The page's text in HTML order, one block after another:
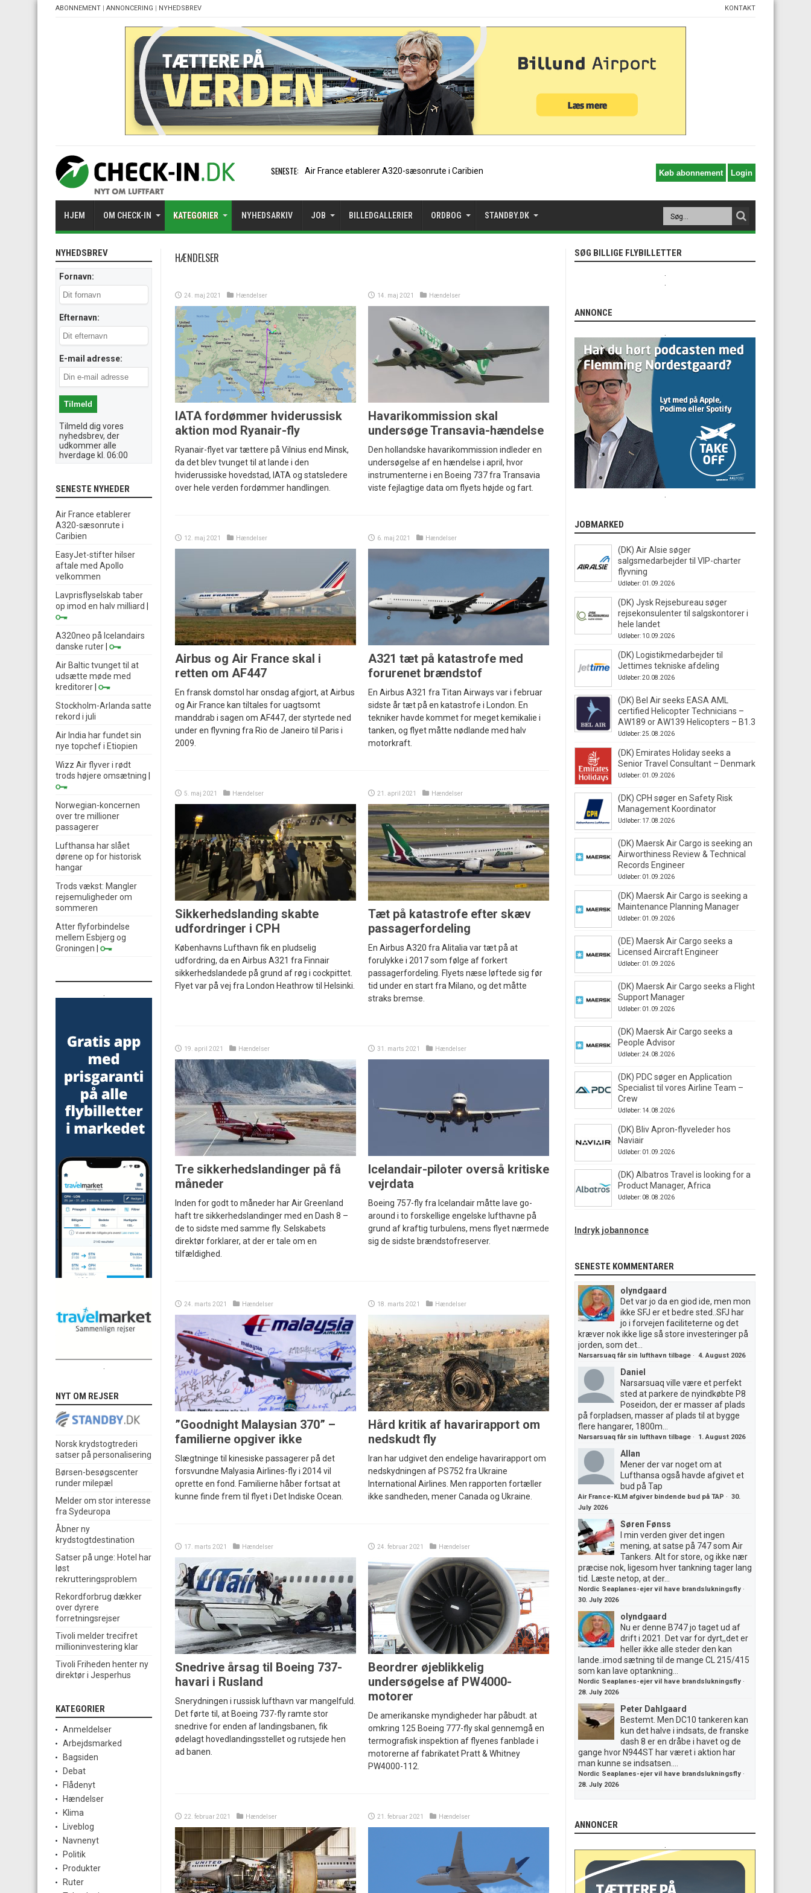
ABONNEMENT | ANNONCERING | NYHEDSBREV KONTAKT
SENESTE: EasyJet-stifter hilser aftale med Apollo velkomm
HJEM OM CHECK-IN KATEGORIER NYHEDSARKIV JOB BILLEDGALLERIER ORDBOG STANDBY.DK
HÆNDELSER
24. maj 2021 Hændelser
IATA fordømmer hviderussisk
aktion mod Ryanair-fly
Ryanair-flyet var tættere på Vilnius end Minsk,
da det blev tvunget til at lande i den
hviderussiske hovedstad, IATA og statsledere
over hele verden fordømmer handlingen.
14. maj 2021 Hændelser
Havarikommission skal
undersøge Transavia-hændelse
Den hollandske havarikommission indleder en
undersøgelse af en hændelse i april, hvor
instrumenterne i en Boeing 737 fra Transavia
viste fejlagtige data om flyets højde og fart.
12. maj 2021 Hændelser
Airbus og Air France skal i
retten om AF447
En fransk domstol har onsdag afgjort, at Airbus
og Air France kan tiltales for uagtsomt
manddrab i sagen om AF447, der styrtede ned
under en flyvning fra Rio de Janeiro til Paris i
2009.
6. maj 2021 Hændelser
A321 tæt på katastrofe med
forurenet brændstof
En Airbus A321 fra Titan Airways var i februar
sidste år tæt på en katastrofe i London. En
tekniker havde kommet for meget kemikalie i
tanken, og flyet måtte nødlande med halv
motorkraft.
5. maj 2021 Hændelser
Sikkerhedslanding skabte
udfordringer i CPH
Københavns Lufthavn fik en pludselig
udfordring, da en Airbus A321 fra Finnair
sikkerhedslandede på grund af røg i cockpittet.
Flyet var på vej fra London Heathrow til Helsinki.
21. april 2021 Hændelser
Tæt på katastrofe efter skæv
passagerfordeling
En Airbus A320 fra Alitalia var tæt på at
forulykke i 2017 som følge af forkert
passagerfordeling. Flyets næse løftede sig før
tid under en start fra Milano, og det måtte
straks bremse.
19. april 2021 Hændelser
Tre sikkerhedslandinger på få
måneder
Inden for godt to måneder har Air Greenland
haft tre sikkerhedslandinger med en Dash 8 –
de to sidste med samme fly. Selskabets
direktør forklarer, at der er tale om en
tilfældighed.
31. marts 2021 Hændelser
Icelandair-piloter overså kritiske
vejrdata
Boeing 757-fly fra Icelandair måtte lave go-
around i to forskellige engelske lufthavne på
grund af kraftig turbulens, mens flyet nærmede
sig de sidste brændstofreserver.
24. marts 2021 Hændelser
”Goodnight Malaysian 370” –
familierne opgiver ikke
Slægtninge til kinesiske passagerer på det
forsvundne Malyasia Airlines-fly i 2014 vil
oprette en fond. Familierne håber fortsat at
kunne finde frem til flyet i Det Indiske Ocean.
18. marts 2021 Hændelser
Hård kritik af havarirapport om
nedskudt fly
Iran har udgivet den endelige havarirapport om
nedskydningen af PS752 fra Ukraine
International Airlines. Men rapporten fortæller
ikke sandheden, mener Canada og Ukraine.
17. marts 2021 Hændelser
Snedrive årsag til Boeing 737-
havari i Rusland
Snerydningen i russisk lufthavn var mangelfuld.
Det førte til, at Boeing 737-fly ramte stor
snedrive for enden af landingsbanen, fik
ødelagt hovedlandingsstellet og rutsjede hen
ad banen.
24. februar 2021 Hændelser
Beordrer øjeblikkelig
undersøgelse af PW4000-
motorer
De amerikanske myndigheder har påbudt. at
omkring 125 Boeing 777-fly skal gennemgå en
termografisk inspektion af flyenes fanblade i
motorerne af fabrikatet Pratt & Whitney
PW4000-112.
22. februar 2021 Hændelser 21. februar 2021 Hændelser
NYHEDSBREV
Fornavn:
Efternavn:
E-mail adresse:
Tilmeld dig vores
nyhedsbrev, der
udkommer alle
hverdage kl. 06:00
SENESTE NYHEDER
Air France etablerer
A320-sæsonrute i
Caribien
EasyJet-stifter hilser
aftale med Apollo
velkommen
Lavprisflyselskab taber
op imod en halv milliard
A320neo på Icelandairs
danske ruter
Air Baltic tvunget til at
udsætte møde med
kreditorer
Stockholm-Arlanda satte
rekord i juli
Air India har fundet sin
nye topchef i Etiopien
Wizz Air flyver i rødt
trods højere omsætning
Norwegian-koncernen
over tre millioner
passagerer
Lufthansa har slået
dørene op for historisk
hangar
Trods vækst: Mangler
rejsemuligheder om
sommeren
Atter flyforbindelse
mellem Esbjerg og
Groningen
NYT OM REJSER
Norsk krydstogtrederi
satser på personalisering
Børsen-besøgscenter
runder milepæl
Melder om stor interesse
fra Sydeuropa
Åbner ny
krydstogtdestination
Satser på unge: Hotel har
løst
rekrutteringsproblem
Rekordforbrug dækker
over dyrere
forretningsrejser
Tivoli melder trecifret
millioninvestering klar
Tivoli Friheden henter ny
direktør i Jesperhus
KATEGORIER
Anmeldelser
Arbejdsmarked
Bagsiden
Debat
Flådenyt
Hændelser
Klima
Liveblog
Navnenyt
Politik
Produkter
Ruter
SØG BILLIGE FLYBILLETTER
ANNONCE
JOBMARKED
(DK) Air Alsie søger
salgsmedarbejder til VIP-charter
flyvning
Udløber: 01.09.2026
(DK) Jysk Rejsebureau søger
rejsekonsulenter til salgskontorer i
hele landet
Udløber: 10.09.2026
(DK) Logistikmedarbejder til
Jettimes tekniske afdeling
Udløber: 20.08.2026
(DK) Bel Air seeks EASA AML
certified Helicopter Technicians –
AW189 or AW139 Helicopters – B1.3
Udløber: 25.08.2026
(DK) Emirates Holiday seeks a
Senior Travel Consultant – Denmark
Udløber: 01.09.2026
(DK) CPH søger en Safety Risk
Management Koordinator
Udløber: 17.08.2026
(DK) Maersk Air Cargo is seeking an
Airworthiness Review & Technical
Records Engineer
Udløber: 01.09.2026
(DK) Maersk Air Cargo is seeking a
Maintenance Planning Manager
Udløber: 01.09.2026
(DE) Maersk Air Cargo seeks a
Licensed Aircraft Engineer
Udløber: 01.09.2026
(DK) Maersk Air Cargo seeks a Flight
Support Manager
Udløber: 01.09.2026
(DK) Maersk Air Cargo seeks a
People Advisor
Udløber: 24.08.2026
(DK) PDC søger en Application
Specialist til vores Airline Team –
Crew
Udløber: 14.08.2026
(DK) Bliv Apron-flyveleder hos
Naviair
Udløber: 01.09.2026
(DK) Albatros Travel is looking for a
Product Manager, Africa
Udløber: 08.08.2026
Indryk jobannonce
SENESTE KOMMENTARER
olyndgaard
Det var jo da en giod ide, men mon
ikke SFJ er et bedre sted..SFJ har
jo i forvejen faciliteterne og det
kræver nok ikke lige så store investeringer på
jorden, som det...
Narsarsuaq får sin lufthavn tilbage · 4. August 2026
Daniel
Narsarsuaq ville være et perfekt
sted at parkere de nyindkøbte P8
Poseidon, der er masser af plads
på forpladsen, masser af plads til at bygge
flere hangarer, 1800m...
Narsarsuaq får sin lufthavn tilbage · 1. August 2026
Allan
Mener der var noget om at
Lufthansa også havde afgivet et
bud på Tap
Air France-KLM afgiver bindende bud på TAP · 30.
July 2026
Søren Fønss
I min verden giver det ingen
mening, at satse på 747 som Air
Tankers. Alt for store, og ikke nær
præcise nok, ligesom hver tankning tager lang
tid. Læste netop, at der...
Nordic Seaplanes-ejer vil have brandslukningsfly ·
30. July 2026
olyndgaard
Nu er denne B747 jo taget ud af
drift i 2021. Det var for dyrt,,det er
heller ikke alle steder den kan
lande..imod sætning til de mange CL 215/415
som kan lave optankning...
Nordic Seaplanes-ejer vil have brandslukningsfly ·
28. July 2026
Peter Dahlgaard
Bestemt. Men DC10 tankeren kan
kun det halve i indsats, de franske
dash 8 er en dråbe i havet og de
gange hvor N944ST har været i aktion har
man kunne se indsatsen....
Nordic Seaplanes-ejer vil have brandslukningsfly ·
28. July 2026
ANNONCER